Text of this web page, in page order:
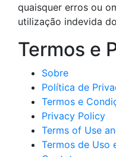
quaisquer erros ou
utilização indevida
Termos e
Sobre
Política de
Termos e
Privacy Policy
Terms of Use
Termos de Uso